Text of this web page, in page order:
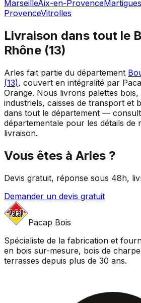
MarseilleAix-en-ProvenceMartigues
ProvenceVitrolles
Livraison dans tout le
Rhône (13)
Arles fait partie du département
(13), couvert en intégralité par
Orange. Nous livrons palettes bois,
industriels, caisses de transport et
dans tout le département —
départementale pour les détails de
livraison.
Vous êtes à Arles ?
Devis gratuit, réponse sous 48h,
Demander un devis gratuit
Pacap Bois
Spécialiste de la fabrication et
en bois sur-mesure, bois de
terrasses depuis plus de 30 ans.